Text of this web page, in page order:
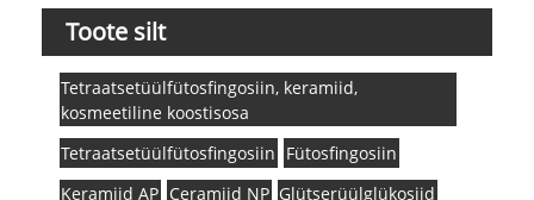
Toote silt
Tetraatsetüülfütosfingosiin, keramiid,
kosmeetiline koostisosa
Tetraatsetüülfütosfingosiin Fütosfingosiin
Keramiid AP Ceramiid NP Glütserüülglükosiid